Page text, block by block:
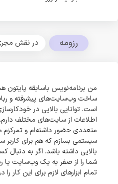
رزومه در نقش
من برنامه‌نویس باسابقه
ساخت وب‌سایت‌های پیشرفته و
است. توانایی بالایی در
اطلاعات از سایت‌های مختلف
متعددی حضور داشته‌ام و
سیستمی بسازم که هم برای
بالایی داشته باشد. اگر به دنبال
شما را از صفر به یک وب‌سایت یا
تمام ابزارهای لازم برای این کار را